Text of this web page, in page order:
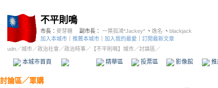
不平則鳴
市長： 麥芽糖 副市長： 一葉孤鴻*Jackey* 、 逸名 、 blackjack
加入本城市
推薦本城市 加入我的最愛
訂閱最新文章
udn／城市／政治社會 ／政治時事／ 【不平則鳴】城市／討論區／
本城市首頁 精華區 投票區 影像館
討論區／軍購